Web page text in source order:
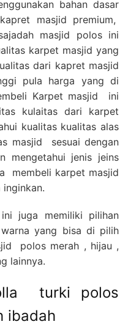
bahan dasar
masjid premium,
masjid polos ini
karpet masjid yang
dari kapret masjid
pula harga yang di
Karpet masjid ini
kulaitas dari karpet
kualitas kualitas alas
masjid sesuai dengan
mengetahui jenis jeins
membeli karpet masjid
juga memiliki pilihan
yang bisa di pilih
polos merah , hijau ,
lainnya.
turki polos
ibadah